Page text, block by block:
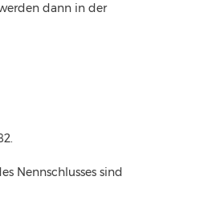
dann in der
Nennschlusses sind